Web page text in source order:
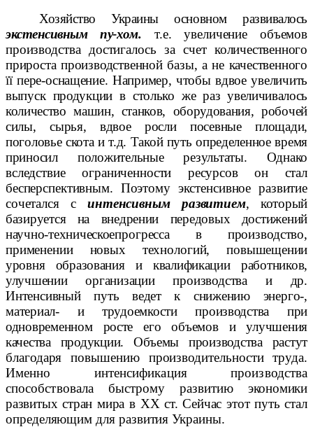
Хозяйство Украины основном развивалось
экстенсивным пу-хом. т.е. увеличение объемов
производства достигалось засчет количественного
прироста производственной базы, а не качественного
їїпере-оснащение. Например, чтобы вдвое увеличить
выпуск продукции встолько же раз увеличивалось
количество машин, станков, оборудования, робочей
силы, сырья, вдвое росли посевные площади,
поголовье скота и т.д. Такой путь определенное время
приносил положительные результаты. Однако
вследствие ограниченности ресурсов он стал
бесперспективным. Поэтому экстенсивное развитие
сочетался синтенсивным развитием, который
базируется на внедрении передовых достижений
научно-техническоепрогресса в производство,
применении новых технологий, повышещении
уровня образования и квалификации работников,
улучшении организациипроизводства и др.
Интенсивный путь ведет к снижению энерго-,
материал-и трудоемкости производства при
одновременном росте его объемов и улучшения
качества продукции. Объемы производства растут
благодаря повышению производительности труда.
Именно интенсификация производства
способствовала быстрому развитию экономики
развитых стран мира в XXст. Сейчас этот путьстал
определяющим для развития Украины.